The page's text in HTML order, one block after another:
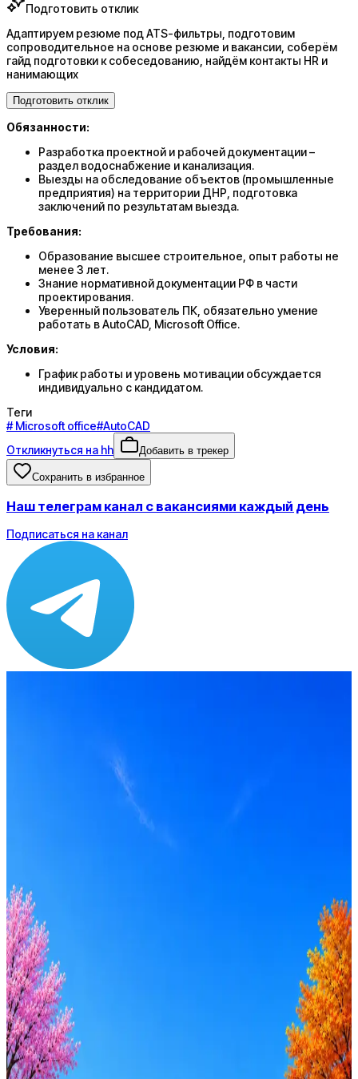
Подготовить отклик
Адаптируем резюме под ATS-фильтры, подготовим
сопроводительное на основе резюме и вакансии, соберём
гайд подготовки к собеседованию, найдём контакты HR и
нанимающих
Подготовить отклик
Обязанности:
Разработка проектной и рабочей документации –
раздел водоснабжение и канализация.
Выезды на обследование объектов (промышленные
предприятия) на территории ДНР, подготовка
заключений по результатам выезда.
Требования:
Образование высшее строительное, опыт работы не
менее 3 лет.
Знание нормативной документации РФ в части
проектирования.
Уверенный пользователь ПК, обязательно умение
работать в AutoCAD, Microsoft Office.
Условия:
График работы и уровень мотивации обсуждается
индивидуально с кандидатом.
Теги
#Microsoft office#AutoCAD
Откликнуться на hh
Добавить в трекер
Сохранить в избранное
Наш телеграм канал с вакансиями каждый день
Подписаться на канал
Оффер быстрее с Эйч
Будьте осторожны: если работодатель просит войти через
Google, iCloud или Госуслуги, прислать код или пароль,
запустить ПО или перевести деньги — это мошенники.